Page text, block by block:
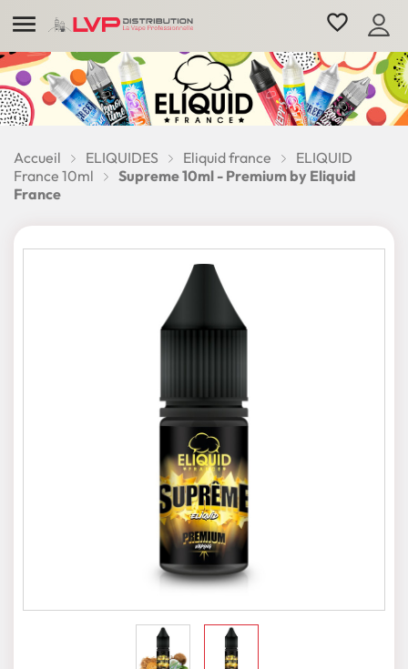
 favorite_border
Accueil ELIQUIDES Eliquid france
ELIQUID
France 10ml
Supreme 10ml - Premium by Eliquid
France